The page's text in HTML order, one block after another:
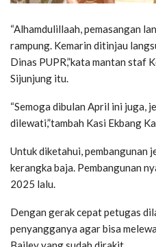
“Alhamdulillaah, pemasangan
rampung. Kemarin ditinjau
Dinas PUPR,”kata mantan staf
Sijunjung itu.
“Semoga dibulan April ini juga,
dilewati,”tambah Kasi Ekbang
Untuk diketahui, pembangunan
kerangka baja. Pembangunan
2025 lalu.
Dengan gerak cepat petugas
penyangganya agar bisa